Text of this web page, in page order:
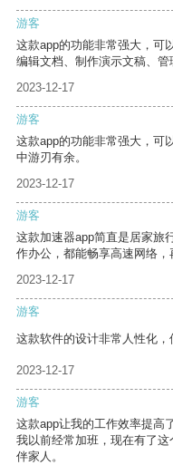
游客
这款app的功能非常强大，可
编辑文档、制作演示文稿、管
2023-12-17
游客
这款app的功能非常强大，可
中游刃有余。
2023-12-17
游客
这款加速器app简直是居家旅
作办公，都能畅享高速网络，
2023-12-17
游客
这款软件的设计非常人性化，
2023-12-17
游客
这款app让我的工作效率提高
我以前经常加班，现在有了
伴家人。